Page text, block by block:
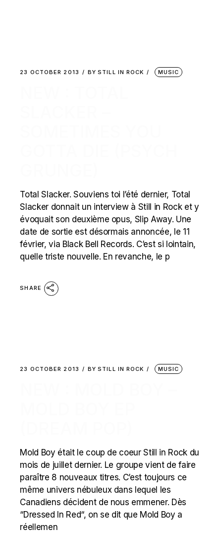
23 OCTOBER 2013 BY STILL IN ROCK MUSIC
Total Slacker. Souviens toi l’été dernier, Total
Slacker donnait un interview à Still in Rock et y
évoquait son deuxième opus, Slip Away. Une
date de sortie est désormais annoncée, le 11
février, via Black Bell Records. C’est si lointain,
quelle triste nouvelle. En revanche, le p
SHARE
23 OCTOBER 2013 BY STILL IN ROCK MUSIC
Mold Boy était le coup de coeur Still in Rock du
mois de juillet dernier. Le groupe vient de faire
paraître 8 nouveaux titres. C’est toujours ce
même univers nébuleux dans lequel les
Canadiens décident de nous emmener. Dès
“Dressed In Red“, on se dit que Mold Boy a
réellemen